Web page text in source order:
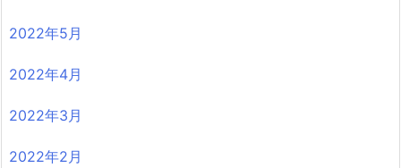
2022年5月
2022年4月
2022年3月
2022年2月